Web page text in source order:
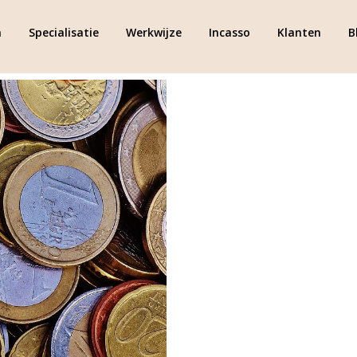
Specialisatie Werkwijze Incasso Klanten